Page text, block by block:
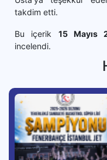
takdim etti.
Bu içerik 15 Mayıs
incelendi.